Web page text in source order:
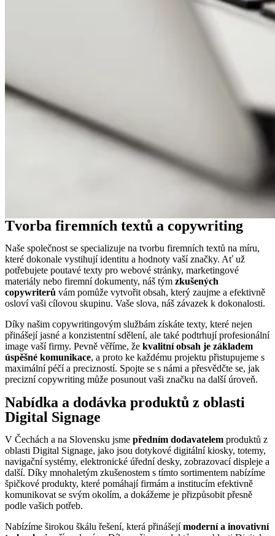
Tvorba firemních textů a copywriting
Naše společnost se specializuje na tvorbu firemních textů na míru,
které dokonale vystihují identitu a hodnoty vaší značky. Ať už
potřebujete poutavé texty pro webové stránky, marketingové
materiály nebo firemní dokumenty, náš tým zkušených
copywriterů vám pomůže vytvořit obsah, který zaujme a efektivně
osloví vaši cílovou skupinu. Vaše slova, náš závazek k dokonalosti.
Díky našim copywritingovým službám získáte texty, které nejen
přinášejí jasné a konzistentní sdělení, ale také podtrhují profesionální
image vaší firmy. Pevně věříme, že kvalitní obsah je základem
úspěšné komunikace, a proto ke každému projektu přistupujeme s
maximální péčí a precizností. Spojte se s námi a přesvědčte se, jak
precizní copywriting může posunout vaši značku na další úroveň.
Nabídka a dodávka produktů z oblasti
Digital Signage
V Čechách a na Slovensku jsme předním dodavatelem produktů z
oblasti Digital Signage, jako jsou dotykové digitální kiosky, totemy,
navigační systémy, elektronické úřední desky, zobrazovací displeje a
další. Díky mnohaletým zkušenostem s tímto sortimentem nabízíme
špičkové produkty, které pomáhají firmám a institucím efektivně
komunikovat se svým okolím, a dokážeme je přizpůsobit přesně
podle vašich potřeb.
Nabízíme širokou škálu řešení, která přinášejímoderní a inovativní